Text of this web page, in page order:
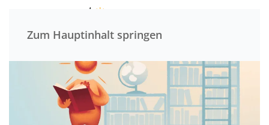
Zum Hauptinhalt springen